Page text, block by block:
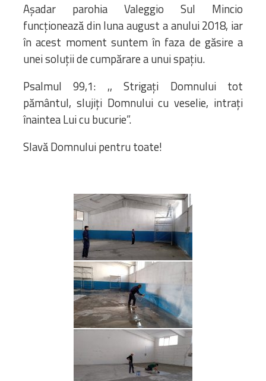
Așadar parohia Valeggio Sul Mincio
funcționează din luna august a anului 2018, iar
în acest moment suntem în faza de găsire a
unei soluții de cumpărare a unui spațiu.
Psalmul 99,1: ,, Strigaţi Domnului tot
pământul, slujiţi Domnului cu veselie, intraţi
înaintea Lui cu bucurie”.
Slavă Domnului pentru toate!